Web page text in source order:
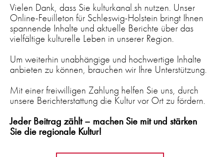
Vielen Dank, dass Sie kulturkanal.sh nutzen. Unser
Online-Feuilleton für Schleswig-Holstein bringt Ihnen
spannende Inhalte und aktuelle Berichte über das
vielfältige kulturelle Leben in unserer Region.
Um weiterhin unabhängige und hochwertige Inhalte
anbieten zu können, brauchen wir Ihre Unterstützung.
Mit einer freiwilligen Zahlung helfen Sie uns, durch
unsere Berichterstattung die Kultur vor Ort zu fördern.
Jeder Beitrag zählt – machen Sie mit und stärken
Sie die regionale Kultur!